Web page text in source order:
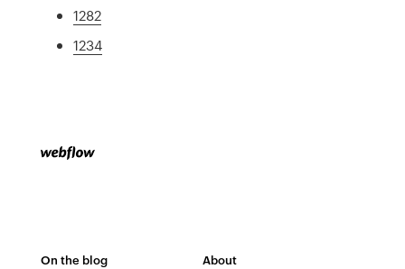
1282
1234
On the blog About